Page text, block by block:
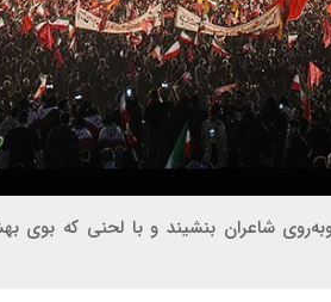
شاعران بنشیند و با لحنی که